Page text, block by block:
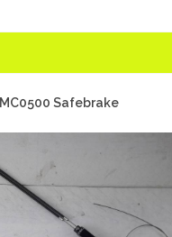
MC0500 Safebrake